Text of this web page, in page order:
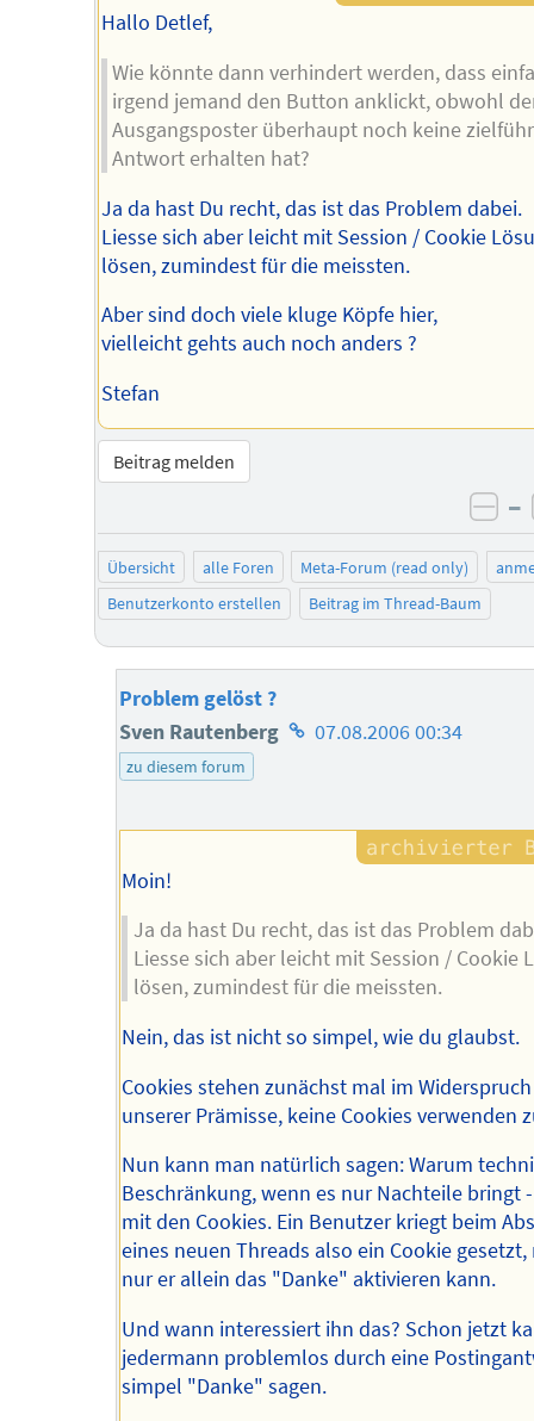
Hallo Detlef,
Wie könnte dann verhindert werden, dass
irgend jemand den Button anklickt, obwohl
Ausgangsposter überhaupt noch keine
Antwort erhalten hat?
Ja da hast Du recht, das ist das Problem dabei.
Liesse sich aber leicht mit Session / Cookie
lösen, zumindest für die meissten.
Aber sind doch viele kluge Köpfe hier,
vielleicht gehts auch noch anders ?
Stefan
Beitrag melden
–
Übersicht alle Foren Meta-Forum (read only)
Benutzerkonto erstellen
Beitrag im Thread-Baum
Problem gelöst ?
Sven Rautenberg Homepage
07.08.2006 00:34
zu diesem forum
Moin!
Ja da hast Du recht, das ist das Problem
Liesse sich aber leicht mit Session / Cookie
lösen, zumindest für die meissten.
Nein, das ist nicht so simpel, wie du glaubst.
Cookies stehen zunächst mal im
unserer Prämisse, keine Cookies verwenden
Nun kann man natürlich sagen: Warum
Beschränkung, wenn es nur Nachteile bringt
mit den Cookies. Ein Benutzer kriegt beim
eines neuen Threads also ein Cookie
nur er allein das "Danke" aktivieren kann.
Und wann interessiert ihn das? Schon jetzt
jedermann problemlos durch eine
simpel "Danke" sagen.